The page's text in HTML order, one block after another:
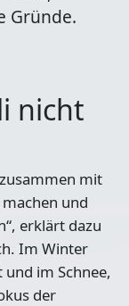
Gründe.
nicht
mit
und
erklärt dazu
Im Winter
im Schnee,
der